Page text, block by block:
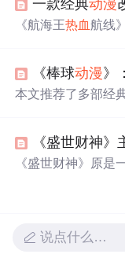
一款经典动漫
《航海王热血航线
皮·机关枪】、【橡
如【橡皮·机关枪】
击，推荐使用【誓
的战意卡组，提升
《棒球动漫 》
本文推荐了多部经
《盛世财神》
《盛世财神》原是
说点什么…